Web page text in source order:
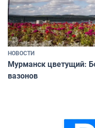
НОВОСТИ
Мурманск цветущий:
вазонов